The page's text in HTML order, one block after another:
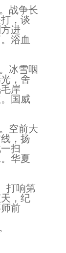
战争长
，谈
进
浴血
冰雪咽
，舍
岸
国威
空前大
，扬
扫
华夏
打响第
，纪
前